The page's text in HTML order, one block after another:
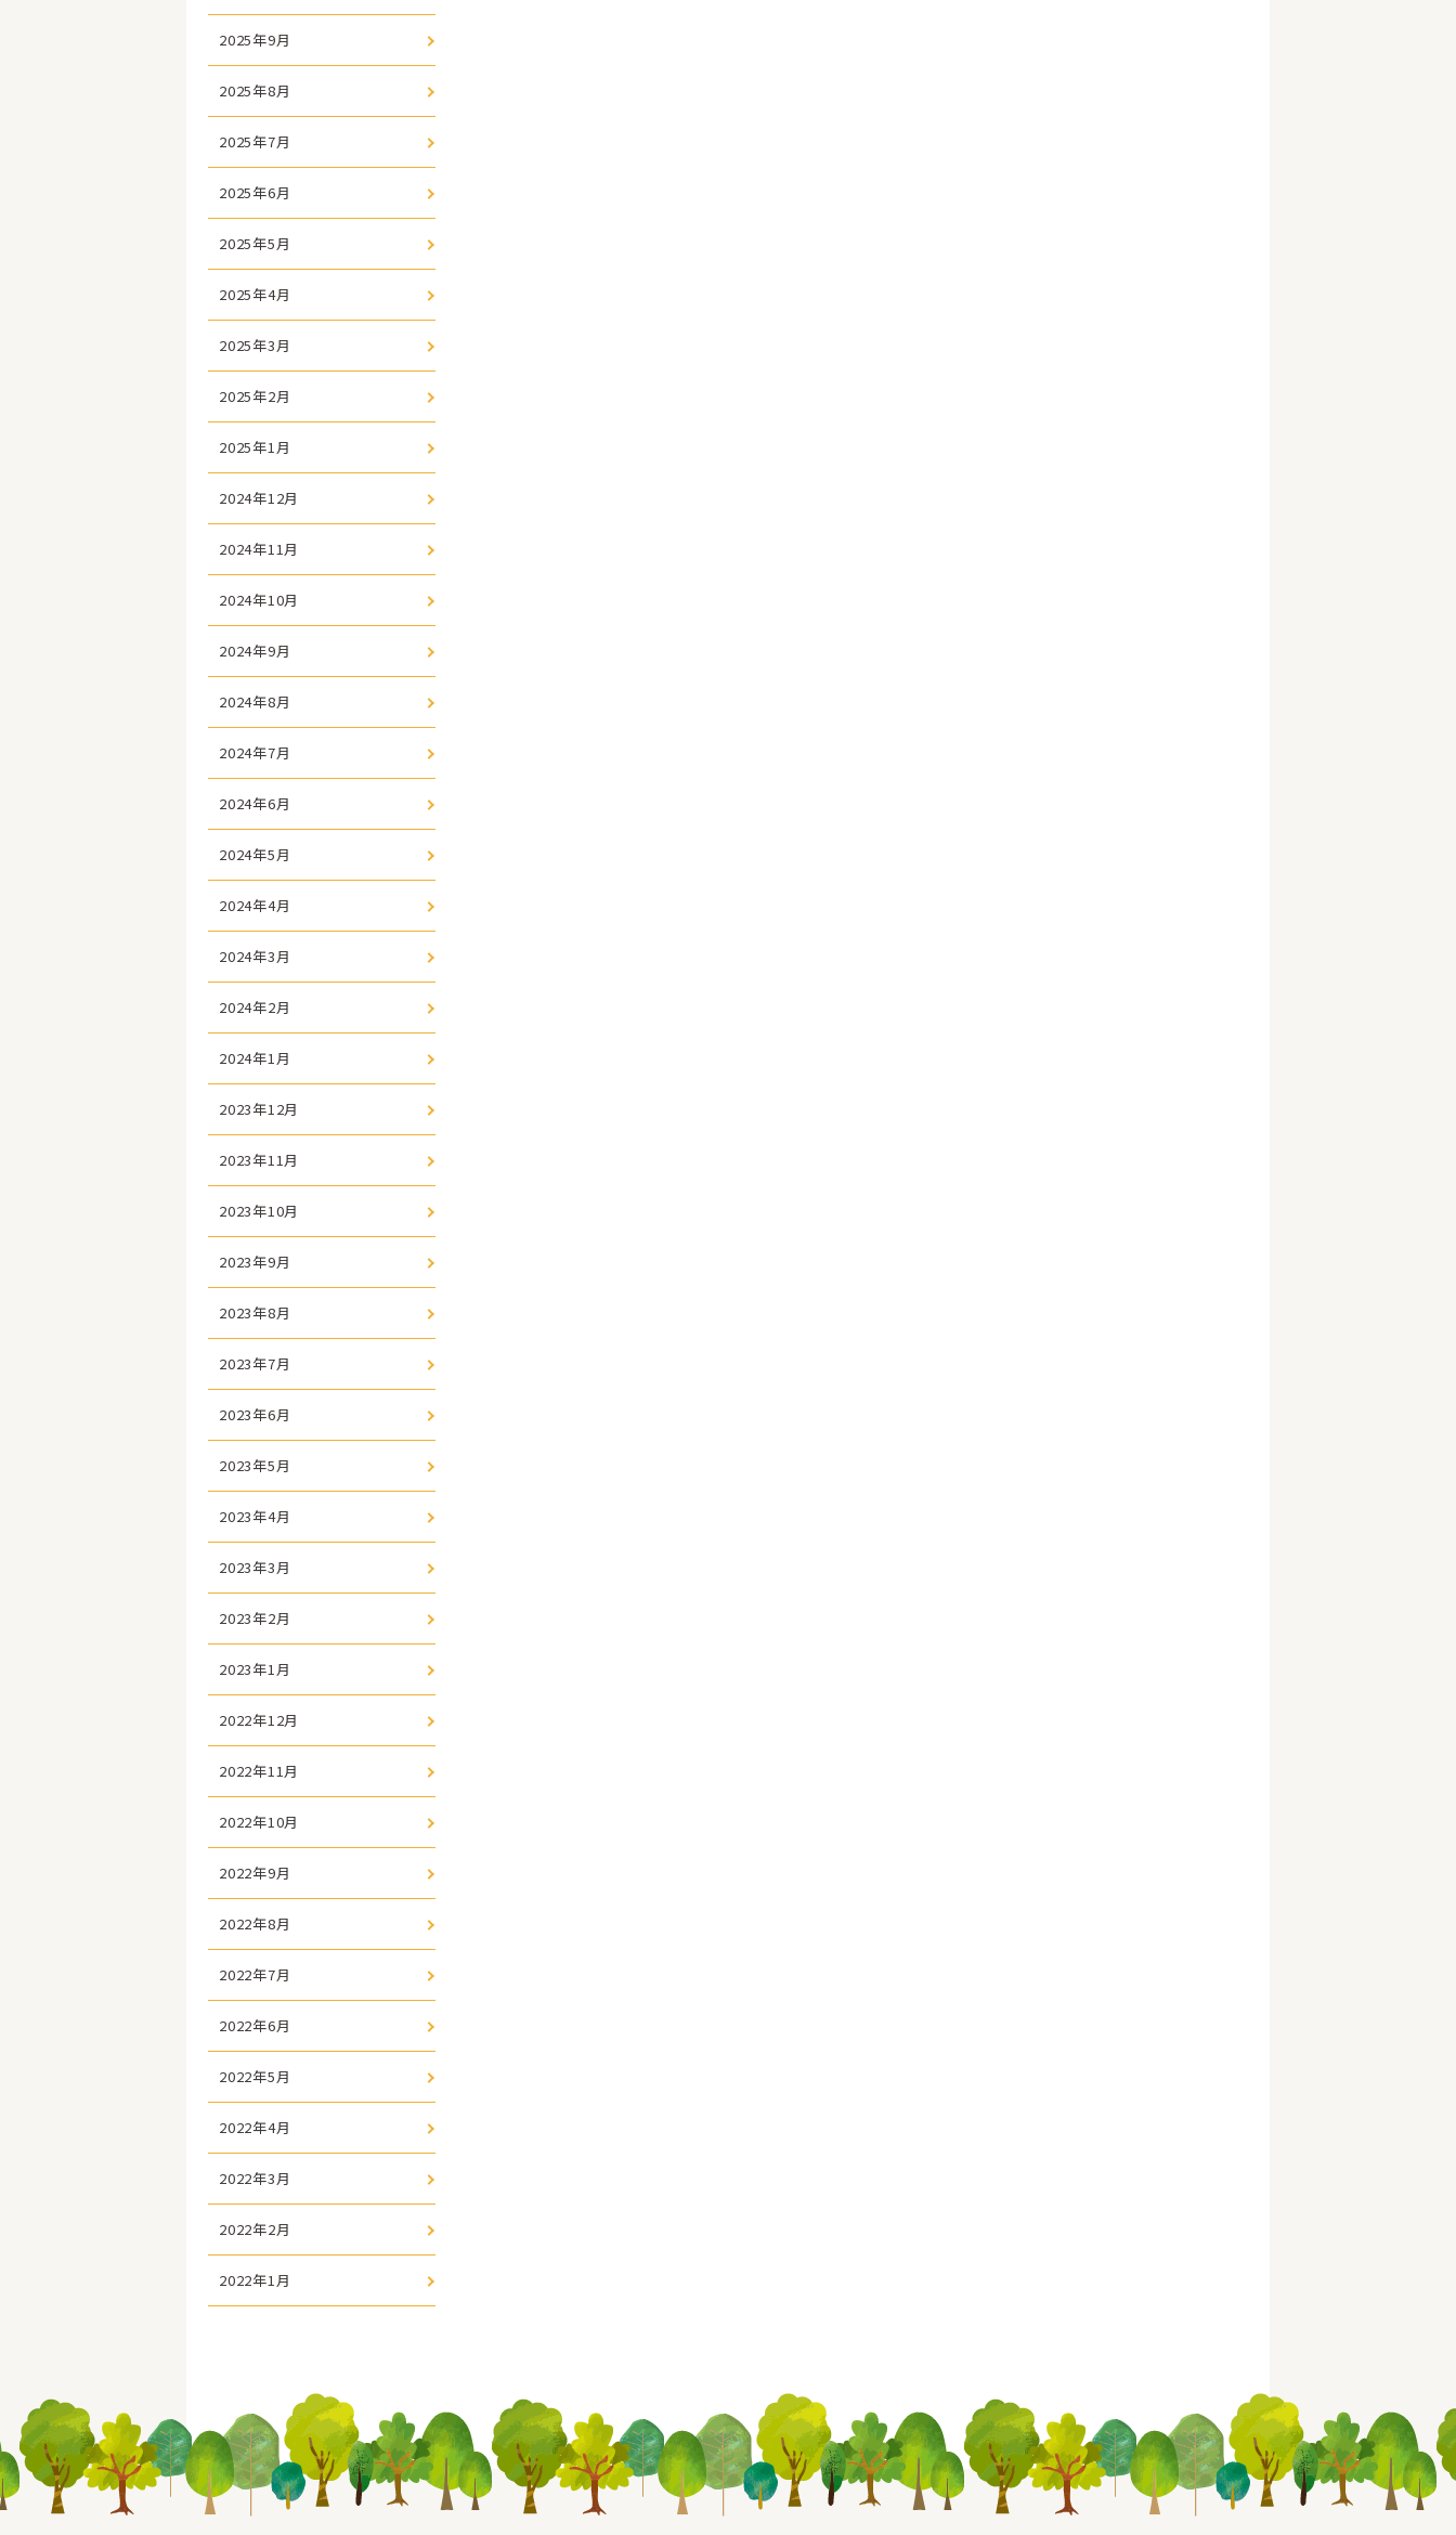
2025年9月
2025年8月
2025年7月
2025年6月
2025年5月
2025年4月
2025年3月
2025年2月
2025年1月
2024年12月
2024年11月
2024年10月
2024年9月
2024年8月
2024年7月
2024年6月
2024年5月
2024年4月
2024年3月
2024年2月
2024年1月
2023年12月
2023年11月
2023年10月
2023年9月
2023年8月
2023年7月
2023年6月
2023年5月
2023年4月
2023年3月
2023年2月
2023年1月
2022年12月
2022年11月
2022年10月
2022年9月
2022年8月
2022年7月
2022年6月
2022年5月
2022年4月
2022年3月
2022年2月
2022年1月